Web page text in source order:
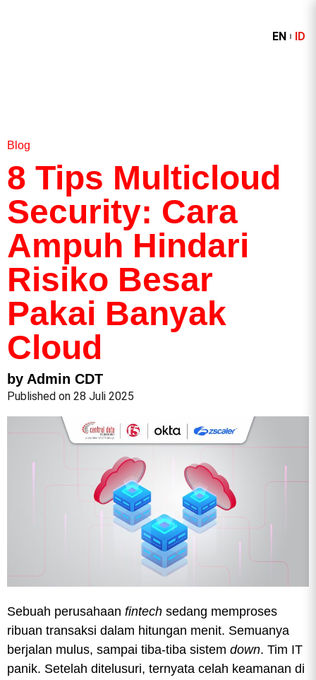
EN ID
Blog
8 Tips Multicloud
Security: Cara
Ampuh Hindari
Risiko Besar
Pakai Banyak
Cloud
by Admin CDT
Published on 28 Juli 2025
Sebuah perusahaan fintech sedang memproses
ribuan transaksi dalam hitungan menit. Semuanya
berjalan mulus, sampai tiba-tiba sistem down. Tim IT
panik. Setelah ditelusuri, ternyata celah keamanan di